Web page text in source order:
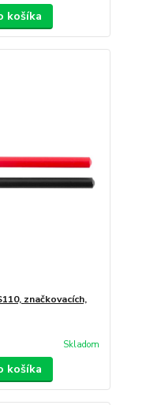
košíka
značkovacích,
Skladom
košíka